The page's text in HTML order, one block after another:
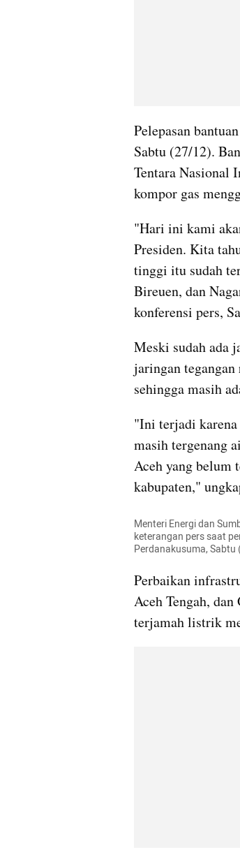
Pelepasan
Sabtu (27/12).
Tentara Nasional
kompor gas
"Hari ini kami
Presiden. Kita
tinggi itu sudah
Bireuen, dan
konferensi pers,
Meski sudah ada
jaringan tegangan
sehingga masih
"Ini terjadi karena
masih tergenang
Aceh yang
kabupaten,"
Menteri Energi dan
keterangan pers saat
Perdanakusuma,
Perbaikan
Aceh Tengah,
terjamah listrik